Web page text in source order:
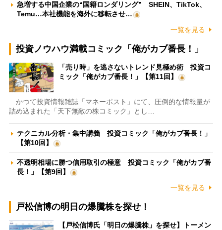
急増する中国企業の“国籍ロンダリング” SHEIN、TikTok、
Temu…本社機能を海外に移転させ…
一覧を見る
投資ノウハウ満載コミック「俺がカブ番長！」
「売り時」を逃さないトレンド見極め術 投資コ
ミック「俺がカブ番長！」【第11回】
かつて投資情報雑誌「マネーポスト」にて、圧倒的な情報量が
詰め込まれた「天下無敵の株コミック」とし…
テクニカル分析・集中講義 投資コミック「俺がカブ番長！」
【第10回】
不透明相場に勝つ信用取引の極意 投資コミック「俺がカブ番
長！」【第9回】
一覧を見る
戸松信博の明日の爆騰株を探せ！
【戸松信博氏「明日の爆騰株」を探せ】トーメン